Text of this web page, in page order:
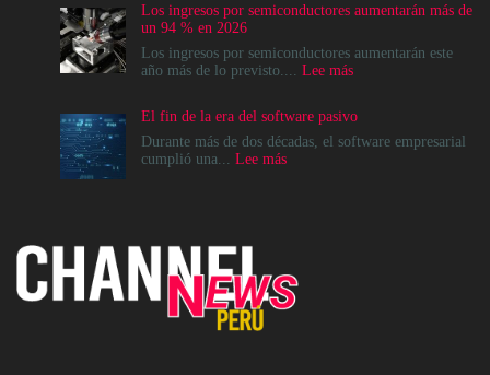
del
Data
Center
no
destino,
es
un
operativo
Los ingresos por semiconductores aumentarán más de
un 94 % en 2026
Los ingresos por semiconductores aumentarán este
año más de lo previsto.... Lee más:
por
semiconductores
El fin de la era del software pasivo
Durante más de dos décadas, el software empresarial
cumplió una... Lee más:
software
pasivo